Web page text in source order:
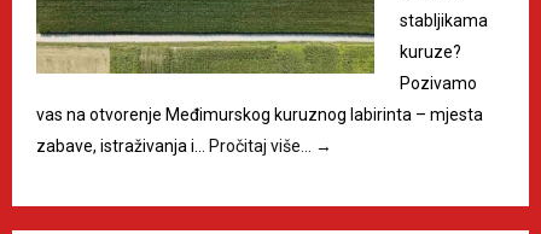
stabljikama
kuruze?
Pozivamo
vas na otvorenje Međimurskog kuruznog labirinta – mjesta
zabave, istraživanja i…
Pročitaj više… →